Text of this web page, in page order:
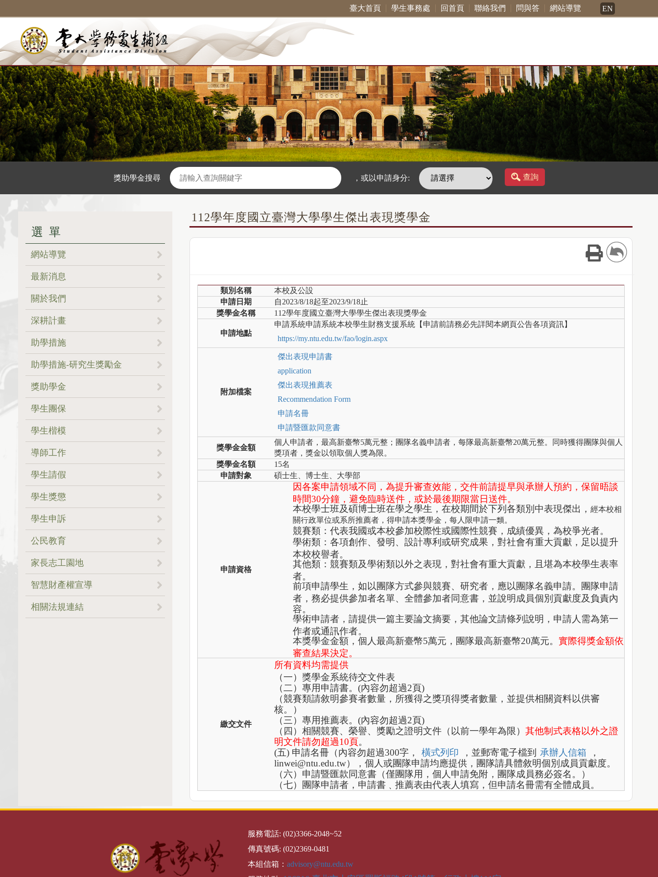
臺大首頁 學生事務處 回首頁 聯絡我們 問與答 網站導覽 EN
獎助學金搜尋 ， 或以申請身分: 查詢
選單
網站導覽
最新消息
關於我們
。核心價值
。成員簡介
。地理位置
深耕計畫
。生活津貼餐食方案
助學措施
。助學措施一覽表
。學雜費減免
．申請系統
。就學貸款
．線上宣導講習
．法規、利息
．華南台大專案
．玉山台大專案
．下載區
。不利處境助學金(原弱勢助
學金)
．申請系統
．Q&A
．相關連結
助學措施-研究生獎勵金
獎助學金
。申請須知(必看)
。獎學金公告一覽表
。常用表單
幫手
。獎助學金證明申請
。獎學金頒獎典禮
。Q&A
。任江履昇女士清寒獎學金
．最新公告 News
。SOP專區
學生團保
。理賠範圍
。申請書與應付資料
。心理健康補助
學生楷模
。設置辦法
。聯絡窗口
。事蹟表揚
。SOP專區
。115年度「NTU Beyond
Borders 社會奉獻獎項-延續
國際服務獎勵方案」
導師工作
。傑出導師評選
。學生暖心關懷輔導
。輔導資源
。SOP專區
學生請假
。請假流程
。申請表格
。法令規章(PDF)
。系統操作手冊下載
。學生請假系統連結
。SOP專區
學生獎懲
。檔案下載
。Q&A
。SOP專區
學生申訴
。申請表格、申請流程
。Q&A
。英文版下載連結
公民教育
家長志工園地
。家長志工團
．最新消息及活動報名公告
智慧財產權宣導
相關法規連結
112學年度國立臺灣大學學生傑出表現獎學金
類別名稱
本校及公設
申請日期
自2023/8/18起至2023/9/18止
獎學金名稱
112學年度國立臺灣大學學生傑出表現獎學金
申請地點
申請系統申請系統本校學生財務支援系統【申請前請務必先詳閱本網頁公告各項資訊】
https://my.ntu.edu.tw/fao/login.aspx
附加檔案
傑出表現申請書
application
傑出表現推薦表
Recommendation Form
申請名冊
申請暨匯款同意書
獎學金金額
個人申請者，最高新臺幣5萬元整；團隊名義申請者，每隊最高新臺幣20萬元整。同時獲得團隊與個人
獎項者，獎金以領取個人獎為限。
獎學金名額
15名
申請對象
碩士生、博士生、大學部
申請資格
因各案申請領域不同，為提升審查效能，交件前請提早與承辦人預約，保留晤談
時間30分鐘，避免臨時送件，或於最後期限當日送件。
本校學士班及碩博士班在學之學生，在校期間於下列各類別中表現傑出， 經本校相
關行政單位或系所推薦者，得申請本獎學金，每人限申請一類。
競賽類：代表我國或本校參加校際性或國際性競賽，成績優異，為校爭光者。
學術類：各項創作、發明、設計專利或研究成果，對社會有重大貢獻，足以提升
本校校譽者。
其他類：競賽類及學術類以外之表現，對社會有重大貢獻，且堪為本校學生表率
者。
前項申請學生，如以團隊方式參與競賽、研究者，應以團隊名義申請。團隊申請
者，務必提供參加者名單、全體參加者同意書，並說明成員個別貢獻度及負責內
容。
學術申請者，請提供一篇主要論文摘要，其他論文請條列說明，申請人需為第一
作者或通訊作者。
本獎學金金額，個人最高新臺幣5萬元，團隊最高新臺幣20萬元。 實際得獎金額依
審查結果決定。
繳交文件
所有資料均需提供
（一）獎學金系統待交文件表
（二）專用申請書。(內容勿超過2頁)
（競賽類請敘明參賽者數量，所獲得之獎項得獎者數量，並提供相關資料以供審
核。
）
（三）專用推薦表。 (內容勿超過2頁)
（四）相關競賽、榮譽、獎勵之證明文件（以前一學年為限） 其他制式表格以外之證
明文件請勿超過10頁。
(五) 申請名冊（內容勿超過300字，
橫式列印 ，並郵寄電子檔到 承辦人信箱
，
linwei@ntu.edu.tw），個人或團隊申請均應提供，團隊請具體敘明個別成員貢獻度。
（六）申請暨匯款同意書（僅團隊用，個人申請免附，團隊成員務必簽名。）
（七）團隊申請者，申請書﹑推薦表由代表人填寫，但申請名冊需有全體成員。
服務電話: (02)3366-2048~52
傳真號碼: (02)2369-0481
本組信箱： advisory@ntu.edu.tw